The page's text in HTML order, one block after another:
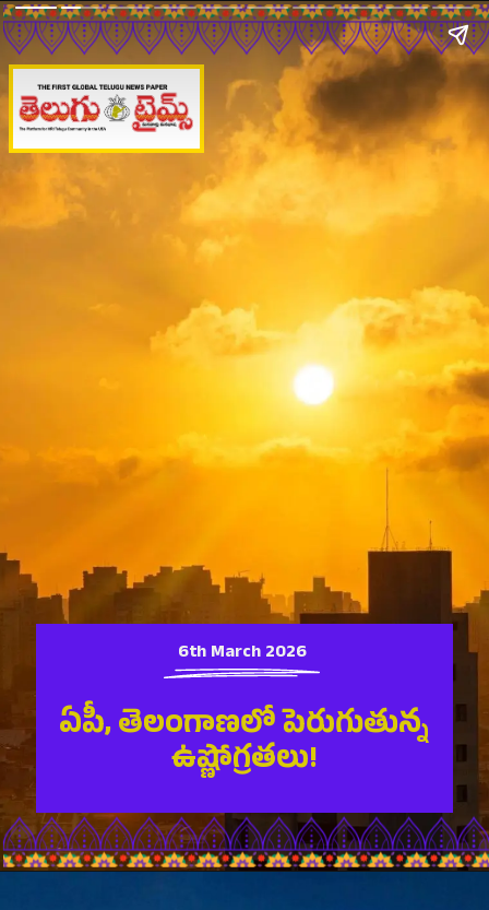
ఏపీ, తెలంగాణలో పెరుగుతున్న
ఉష్ణోగ్రతలు!
6th March 2026